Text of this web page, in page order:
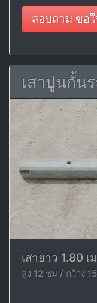
สอบถาม ขอ
เสาปูนกั้น
เสายาว 1.80
สูง 12 ซม / กว้าง